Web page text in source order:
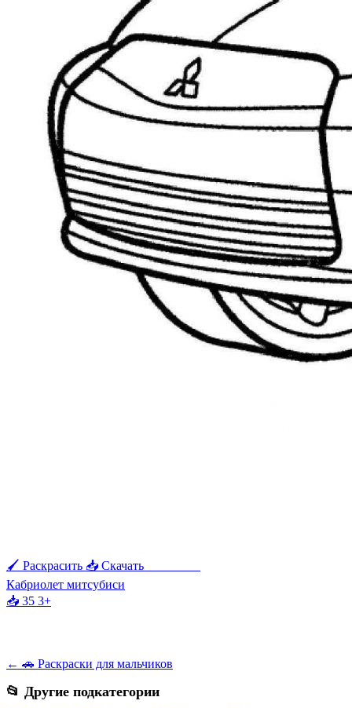
🖌 Раскрасить 📥 Скачать
Кабриолет митсубиси
📥 35 3+
← 🚗 Раскраски для мальчиков
📂 Другие подкатегории